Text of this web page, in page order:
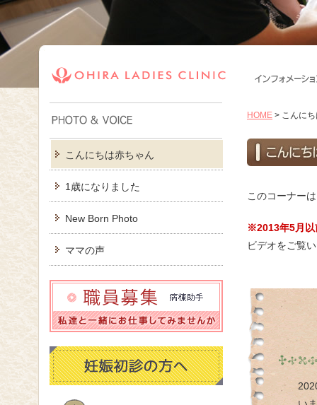
こんにちは赤ちゃん
1歳になりました
New Born Photo
ママの声
HOME > こんに
このコーナー
※2013年5月以
ビデオをご覧